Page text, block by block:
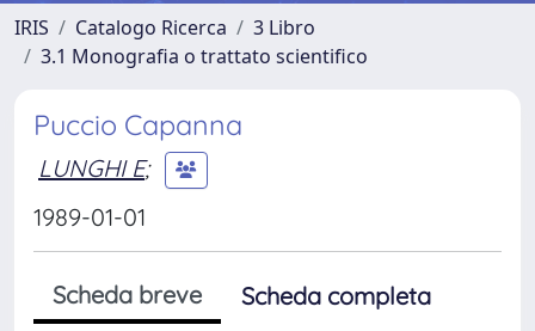
IRIS Catalogo Ricerca
3 Libro
3.1 Monografia o trattato scientifico
Puccio Capanna
LUNGHI E;
1989-01-01
Scheda breve
Scheda completa